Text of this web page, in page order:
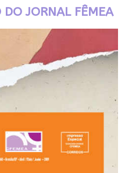
DO JORNAL FÊMEA